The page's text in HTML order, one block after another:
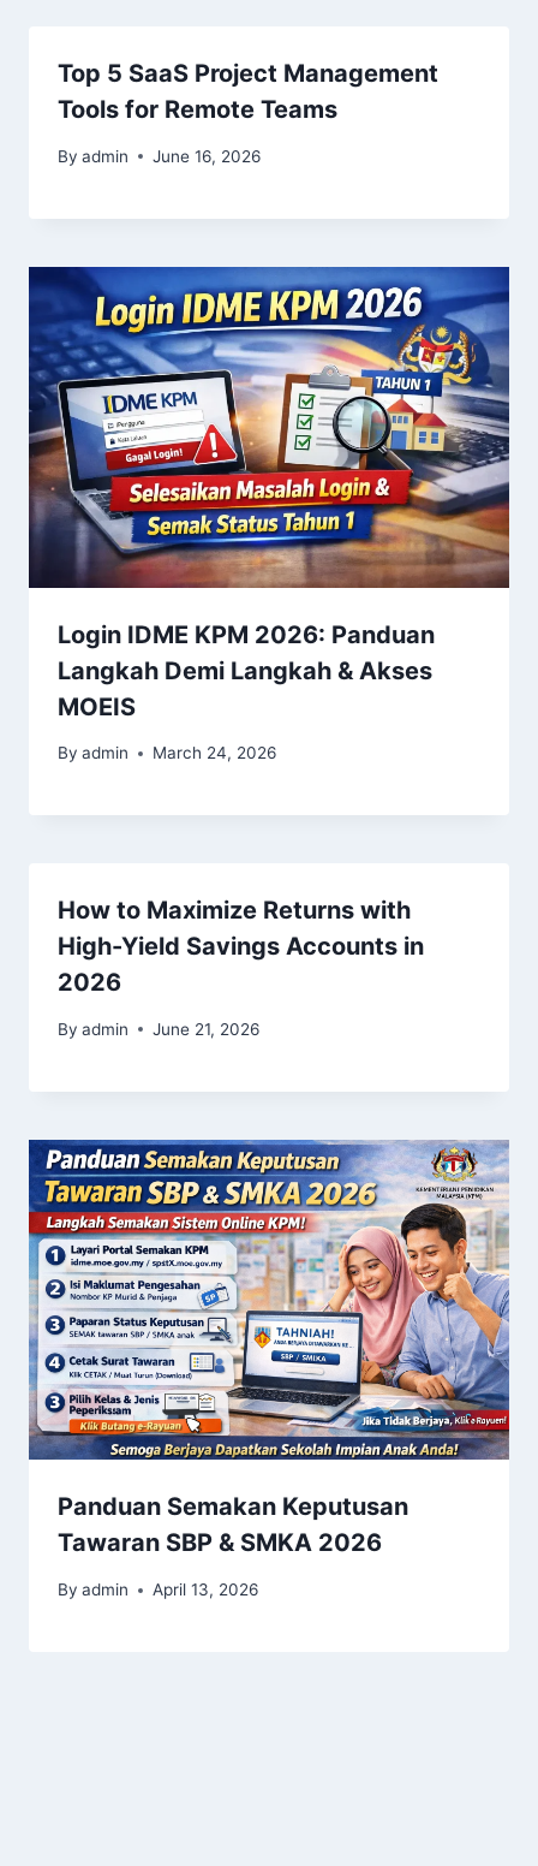
Top 5 SaaS Project Management
Tools for Remote Teams
By admin June 16, 2026
Login IDME KPM 2026: Panduan
Langkah Demi Langkah & Akses
MOEIS
By admin March 24, 2026
How to Maximize Returns with
High-Yield Savings Accounts in
2026
By admin June 21, 2026
Panduan Semakan Keputusan
Tawaran SBP & SMKA 2026
By admin April 13, 2026